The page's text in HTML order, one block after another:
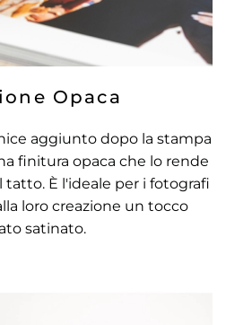
Opaca
aggiunto dopo la stampa
finitura opaca che lo rende
È l'ideale per i fotografi
loro creazione un tocco
satinato.